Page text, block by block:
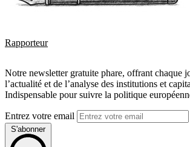
Rapporteur
Notre newsletter gratuite phare, offrant chaque
l’actualité et de l’analyse des institutions et
Indispensable pour suivre la politique
Entrez votre email
S'abonner